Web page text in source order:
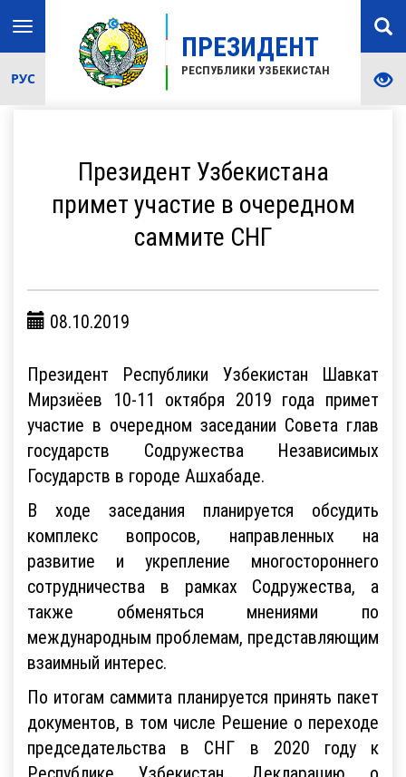
ПРЕЗИДЕНТ
РЕСПУБЛИКИ УЗБЕКИСТАН
Toggle
navigation
РУС
Президент Узбекистана
примет участие в очередном
саммите СНГ
08.10.2019
Президент Республики Узбекистан Шавкат
Мирзиёев 10-11 октября 2019 года примет
участие в очередном заседании Совета глав
государств Содружества Независимых
Государств в городе Ашхабаде.
В ходе заседания планируется обсудить
комплекс вопросов, направленных на
развитие и укрепление многостороннего
сотрудничества в рамках Содружества, а
также обменяться мнениями по
международным проблемам, представляющим
взаимный интерес.
По итогам саммита планируется принять пакет
документов, в том числе Решение о переходе
председательства в СНГ в 2020 году к